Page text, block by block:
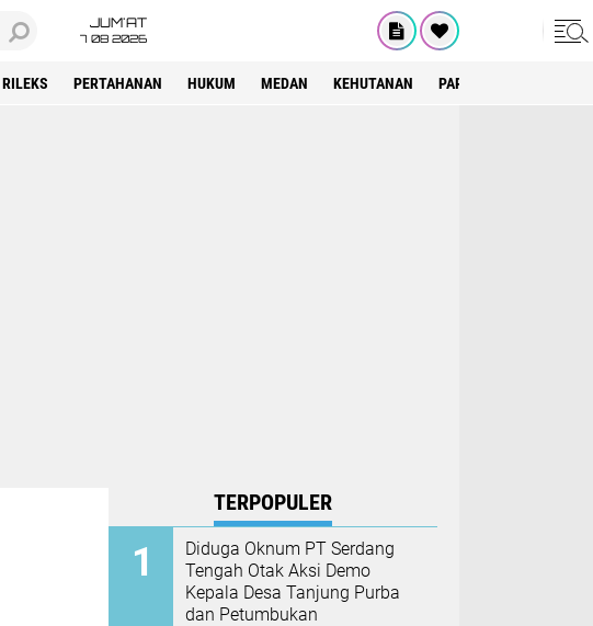
JUM'AT
7 08 2026
RILEKS PERTAHANAN HUKUM MEDAN KEHUTANAN PARIWISATA
TERPOPULER
Diduga Oknum PT Serdang
Tengah Otak Aksi Demo
Kepala Desa Tanjung Purba
dan Petumbukan